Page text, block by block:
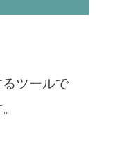
ツールで